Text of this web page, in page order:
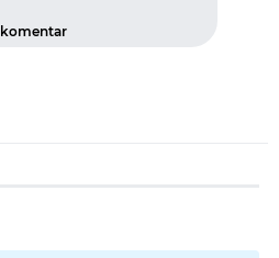
komentar